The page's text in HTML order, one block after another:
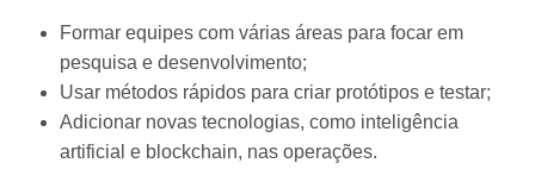
Formar equipes com várias áreas para focar em
pesquisa e desenvolvimento;
Usar métodos rápidos para criar protótipos e testar;
Adicionar novas tecnologias, como inteligência
artificial e blockchain, nas operações.